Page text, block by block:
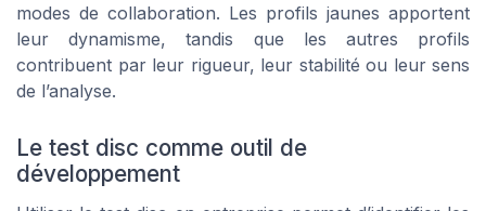
modes de collaboration. Les profils jaunes apportent
leur dynamisme, tandis que les autres profils
contribuent par leur rigueur, leur stabilité ou leur sens
de l’analyse.
Le test disc comme outil de
développement